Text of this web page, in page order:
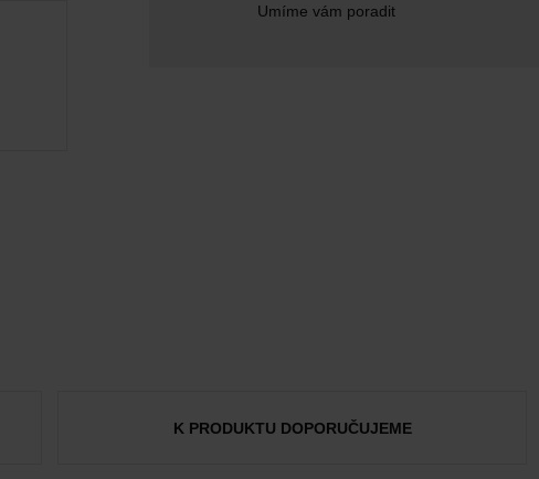
Umíme vám poradit
K PRODUKTU DOPORUČUJEME